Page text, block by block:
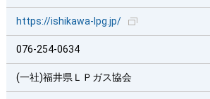
https://ishikawa-lpg.jp/
076-254-0634
(一社)福井県ＬＰガス協会